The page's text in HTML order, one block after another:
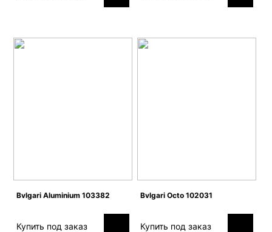
Bvlgari Aluminium 103382
Купить под заказ
Bvlgari Octo 102031
Купить под заказ